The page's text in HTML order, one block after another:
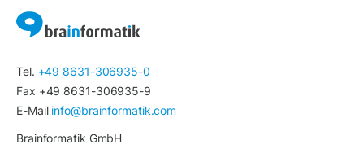
Tel. +49 8631-306935-0
Fax +49 8631-306935-9
E-Mail info@brainformatik.com
Brainformatik GmbH